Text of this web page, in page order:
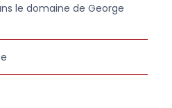
le domaine de George